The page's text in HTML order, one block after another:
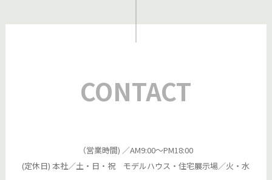
CONTACT
（営業時間) ／AM9:00～PM18:00
(定休日) 本社／土・日・祝 モデルハウス・住宅展示場／火・水